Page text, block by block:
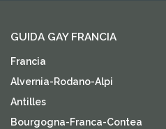
GUIDA GAY FRANCIA
Francia
Alvernia-Rodano-Alpi
Antilles
Bourgogna-Franca-Contea